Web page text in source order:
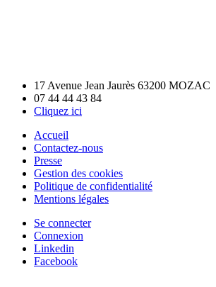
17 Avenue Jean Jaurès 63200 MOZAC
07 44 44 43 84
Cliquez ici
Accueil
Contactez-nous
Presse
Gestion des cookies
Politique de confidentialité
Mentions légales
Se connecter
Connexion
Linkedin
Facebook